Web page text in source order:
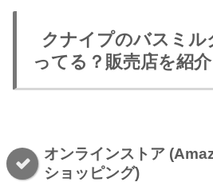
クナイプのバスミル
ってる？販売店を紹介
オンラインストア
ショッピング)